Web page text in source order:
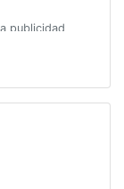
publicidad